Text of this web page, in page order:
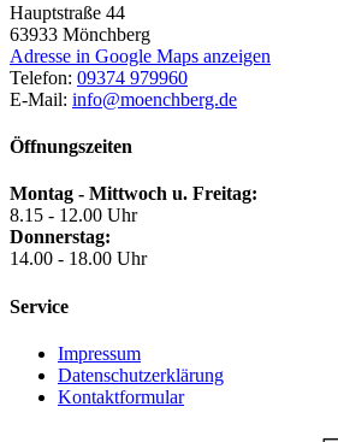
Hauptstraße 44
63933 Mönchberg
Adresse in Google Maps anzeigen
Telefon: 09374 979960
E-Mail: info@moenchberg.de
Öffnungszeiten
Montag - Mittwoch u. Freitag:
8.15 - 12.00 Uhr
Donnerstag:
14.00 - 18.00 Uhr
Service
Impressum
Datenschutzerklärung
Kontaktformular